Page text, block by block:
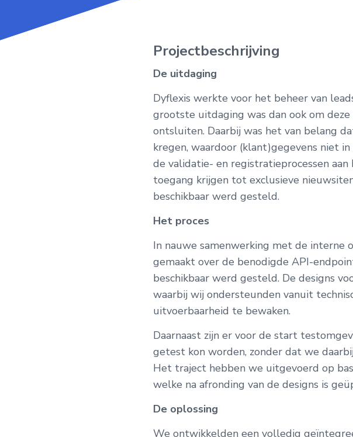
Projectbeschrijving
De uitdaging
Dyflexis werkte voor het beheer van
grootste uitdaging was dan ook om
ontsluiten. Daarbij was het van belang
kregen, waardoor (klant)gegevens niet
de validatie- en registratieprocessen
toegang krijgen tot exclusieve
beschikbaar werd gesteld.
Het proces
In nauwe samenwerking met de interne
gemaakt over de benodigde API-
beschikbaar werd gesteld. De designs
waarbij wij ondersteunden vanuit
uitvoerbaarheid te bewaken.
Daarnaast zijn er voor de start
getest kon worden, zonder dat we
Het traject hebben we uitgevoerd op
welke na afronding van de designs is
De oplossing
We ontwikkelden een volledig